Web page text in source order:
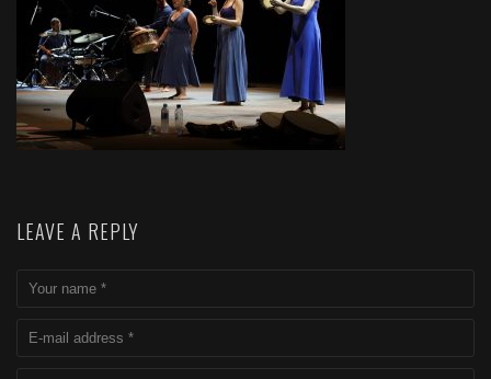
LEAVE A REPLY